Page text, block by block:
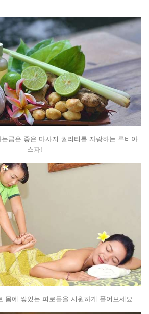
큼은 좋은 마사지 퀄리티를 자랑하는 루비아
스파!
몸에 쌓있는 피로들을 시원하게 풀어보세요.